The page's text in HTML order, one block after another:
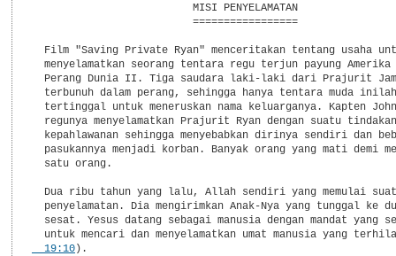
                          MISI PENYELAMATAN
                          =================
Film "Saving Private Ryan" menceritakan tentang usaha
menyelamatkan seorang tentara regu terjun payung Amerika
Perang Dunia II. Tiga saudara laki-laki dari Prajurit
terbunuh dalam perang, sehingga hanya tentara muda
tertinggal untuk meneruskan nama keluarganya. Kapten
  regunya menyelamatkan Prajurit Ryan dengan suatu tindakan
kepahlawanan sehingga menyebabkan dirinya sendiri dan
pasukannya menjadi korban. Banyak orang yang mati demi
  satu orang.
Dua ribu tahun yang lalu, Allah sendiri yang memulai
penyelamatan. Dia mengirimkan Anak-Nya yang tunggal ke
sesat. Yesus datang sebagai manusia dengan mandat yang
untuk mencari dan menyelamatkan umat manusia yang
  19:10
).